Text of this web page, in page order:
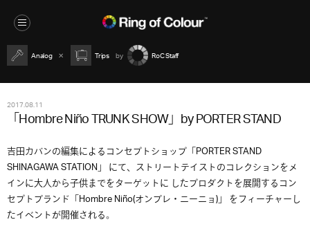
Analog Trips RoC Staff
2017.08.11
「Hombre Niño TRUNK SHOW」by PORTER STAND
吉田カバンの編集によるコンセプトショップ「PORTER STAND
SHINAGAWA STATION」 にて、ストリートテイストのコレクションをメ
インに大人から子供までをターゲットに したプロダクトを展開するコン
セプトブランド「Hombre Niño(オンブレ・ニーニョ)」 をフィーチャーし
たイベントが開催される。